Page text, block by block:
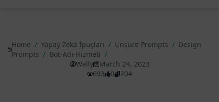
Home / Yapay Zeka İpuçları / Unsure Prompts / Design
Prompts / Bot-Adı-Hizmeti /
Welly
March 24, 2023
693
0 204